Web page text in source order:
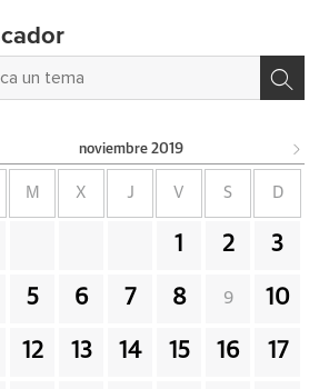
noviembre 2019
M X J V S D
1 2 3
5 6 7 8 9 10
12 13 14 15 16 17